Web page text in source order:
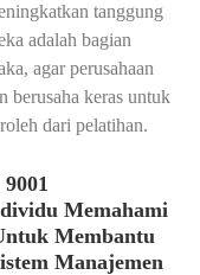
tanggung
adalah bagian
agar perusahaan
berusaha keras untuk
dari pelatihan.
Memahami
Membantu
Manajemen